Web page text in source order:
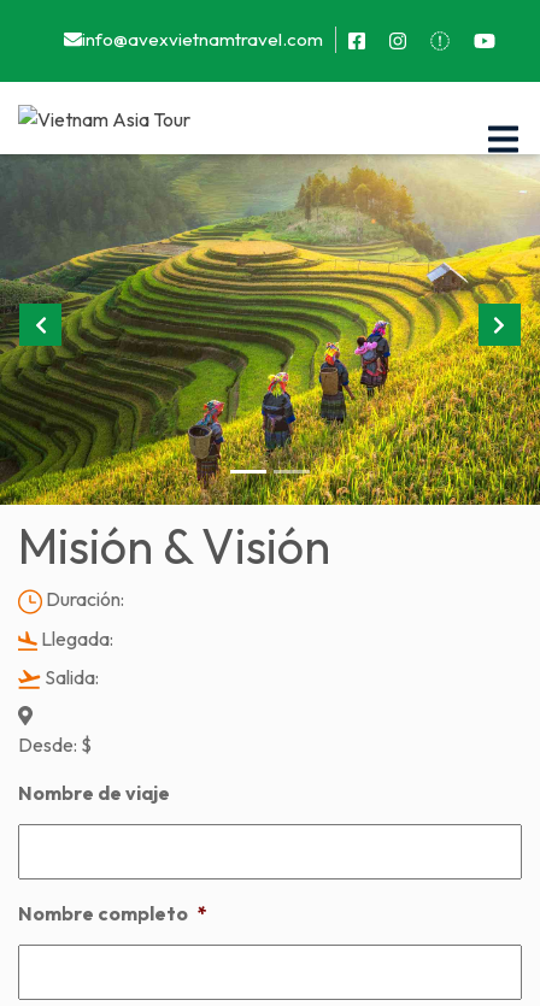
info@avexvietnamtravel.com
Previous Next
Misión & Visión
Duración:
Llegada:
Salida:
Desde: $
Nombre de viaje
Nombre completo *